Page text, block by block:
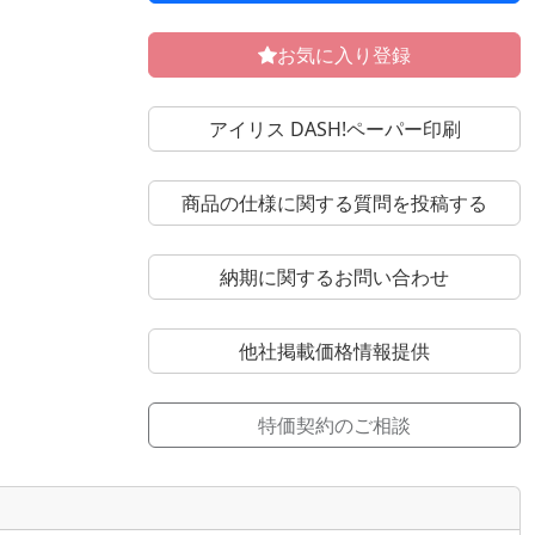
お気に入り登録
アイリス DASH!ペーパー印刷
商品の仕様に関する質問を投稿する
納期に関するお問い合わせ
他社掲載価格情報提供
特価契約のご相談